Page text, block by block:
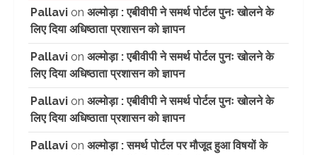
Pallavi on अल्मोड़ा : एबीवीपी ने समर्थ पोर्टल पुनः खोलने के
लिए दिया अधिष्ठाता प्रशासन को ज्ञापन
Pallavi on अल्मोड़ा : एबीवीपी ने समर्थ पोर्टल पुनः खोलने के
लिए दिया अधिष्ठाता प्रशासन को ज्ञापन
Pallavi on अल्मोड़ा : एबीवीपी ने समर्थ पोर्टल पुनः खोलने के
लिए दिया अधिष्ठाता प्रशासन को ज्ञापन
Pallavi on अल्मोड़ा : समर्थ पोर्टल पर मौजूद हुआ विषयों के